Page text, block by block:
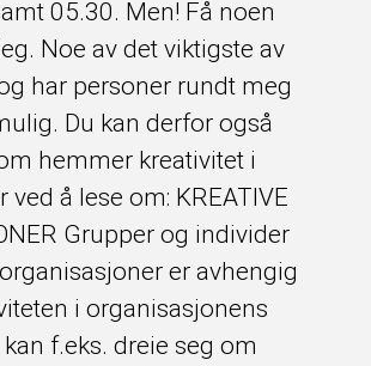
05.30. Men! Få noen
Noe av det viktigste av
har personer rundt meg
Du kan derfor også
hemmer kreativitet i
å lese om: KREATIVE
Grupper og individer
er avhengig
i organisasjonens
f.eks. dreie seg om